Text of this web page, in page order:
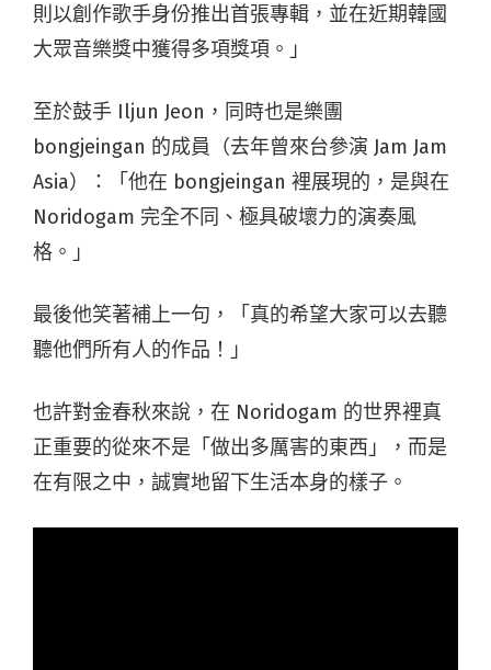
則以創作歌手身份推出首張專輯，並在近期韓國
大眾音樂獎中獲得多項獎項。」
至於鼓手 Iljun Jeon，同時也是樂團
bongjeingan 的成員（去年曾來台參演 Jam Jam
Asia）：「他在 bongjeingan 裡展現的，是與在
Noridogam 完全不同、極具破壞力的演奏風
格。」
最後他笑著補上一句，「真的希望大家可以去聽
聽他們所有人的作品！」
也許對金春秋來說，在 Noridogam 的世界裡真
正重要的從來不是「做出多厲害的東西」，而是
在有限之中，誠實地留下生活本身的樣子。